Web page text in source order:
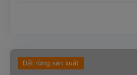
Đất rừng sản xuất